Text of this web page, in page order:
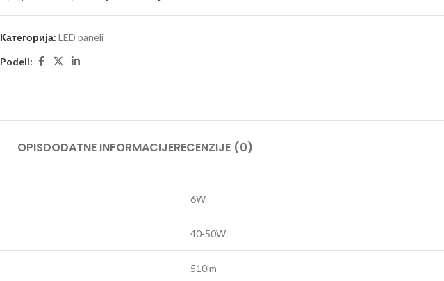
Категорија: LED paneli
Podeli:
OPISDODATNE INFORMACIJERECENZIJE (0)
6W
40-50W
510lm